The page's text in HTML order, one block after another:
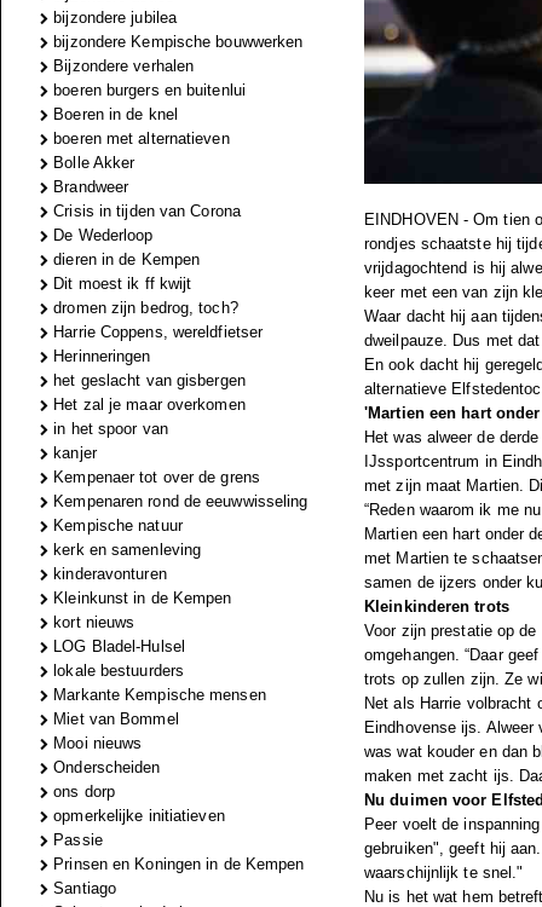
bijzondere jubilea
bijzondere Kempische bouwwerken
Bijzondere verhalen
boeren burgers en buitenlui
Boeren in de knel
boeren met alternatieven
Bolle Akker
Brandweer
Crisis in tijden van Corona
De Wederloop
dieren in de Kempen
Dit moest ik ff kwijt
dromen zijn bedrog, toch?
Harrie Coppens, wereldfietser
Herinneringen
het geslacht van gisbergen
Het zal je maar overkomen
in het spoor van
kanjer
Kempenaer tot over de grens
Kempenaren rond de eeuwwisseling
Kempische natuur
kerk en samenleving
kinderavonturen
Kleinkunst in de Kempen
kort nieuws
LOG Bladel-Hulsel
lokale bestuurders
Markante Kempische mensen
Miet van Bommel
Mooi nieuws
Onderscheiden
ons dorp
opmerkelijke initiatieven
Passie
Prinsen en Koningen in de Kempen
Santiago
EINDHOVEN - Om tien
rondjes schaatste hij
vrijdagochtend is hij
keer met een van zijn
Waar dacht hij aan
dweilpauze. Dus met
En ook dacht hij
alternatieve
'Martien een hart
Het was alweer de
IJssportcentrum in
met zijn maat Martien.
“Reden waarom ik me
Martien een hart onder
met Martien te
samen de ijzers onder
Kleinkinderen trots
Voor zijn prestatie op
omgehangen. “Daar
trots op zullen zijn. Ze
Net als Harrie volbracht
Eindhovense ijs.
was wat kouder en dan
maken met zacht ijs.
Nu duimen voor
Peer voelt de
gebruiken", geeft hij
waarschijnlijk te snel."
Nu is het wat hem